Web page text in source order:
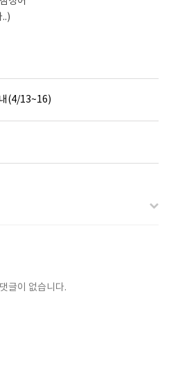
..)
(4/13~16)
글이 없습니다.